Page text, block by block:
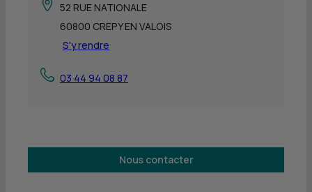
52 RUE NATIONALE
60800 CREPY EN VALOIS
S'y rendre
03 44 94 08 87
Nous contacter